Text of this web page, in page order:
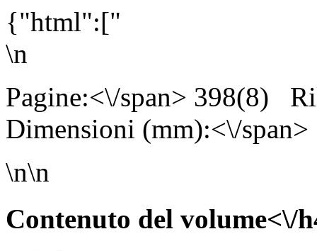
{"html":["
\n
Pagine:<\/span> 398(8)
Dimensioni (mm):<\/
\n\n
Contenuto del volume<\/